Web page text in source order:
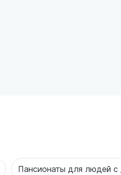
Пансионаты для людей с